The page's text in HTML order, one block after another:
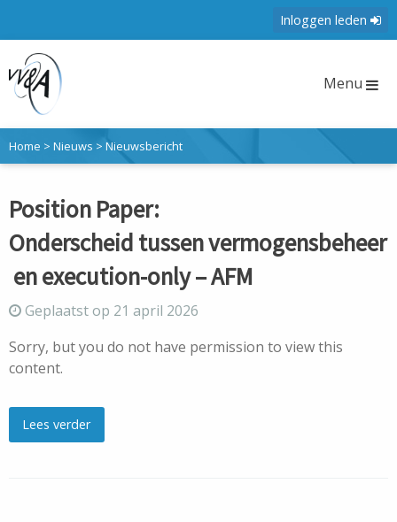
Inloggen leden
Menu
Home > Nieuws > Nieuwsbericht
Position Paper:
Onderscheid tussen vermogensbeheer
en execution-only – AFM
Geplaatst op 21 april 2026
Sorry, but you do not have permission to view this
content.
Lees verder